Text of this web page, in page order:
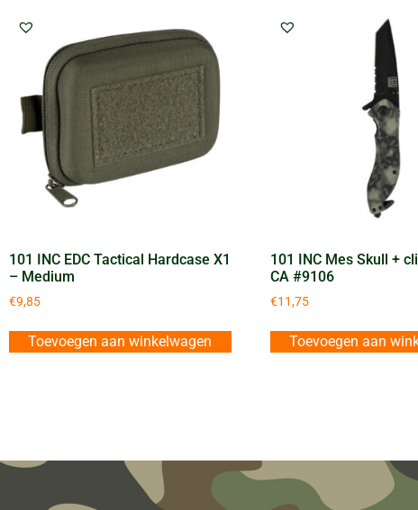
101 INC EDC Tactical Hardcase X1
– Medium
€9,85
Toevoegen aan winkelwagen
101 INC Mes Skull +
CA #9106
€11,75
Toevoegen aan